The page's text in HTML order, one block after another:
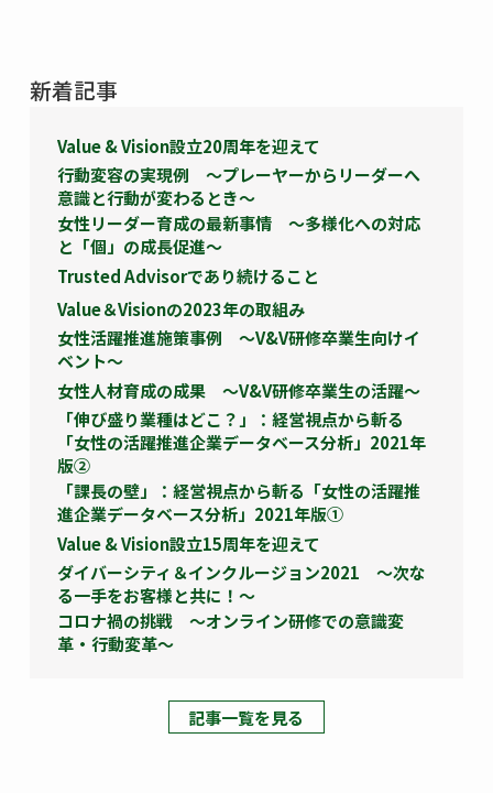
Value & Vision設立20周年を迎えて
行動変容の実現例 ～プレーヤーからリーダーへ
意識と行動が変わるとき～
女性リーダー育成の最新事情 ～多様化への対応
と「個」の成長促進～
Trusted Advisorであり続けること
Value＆Visionの2023年の取組み
女性活躍推進施策事例 ～V&V研修卒業生向けイ
ベント～
女性人材育成の成果 ～V&V研修卒業生の活躍～
「伸び盛り業種はどこ？」：経営視点から斬る
「女性の活躍推進企業データベース分析」2021年
版②
「課長の壁」：経営視点から斬る「女性の活躍推
進企業データベース分析」2021年版①
Value & Vision設立15周年を迎えて
ダイバーシティ＆インクルージョン2021 ～次な
る一手をお客様と共に！～
コロナ禍の挑戦 ～オンライン研修での意識変
革・行動変革～
新着記事
記事一覧を見る